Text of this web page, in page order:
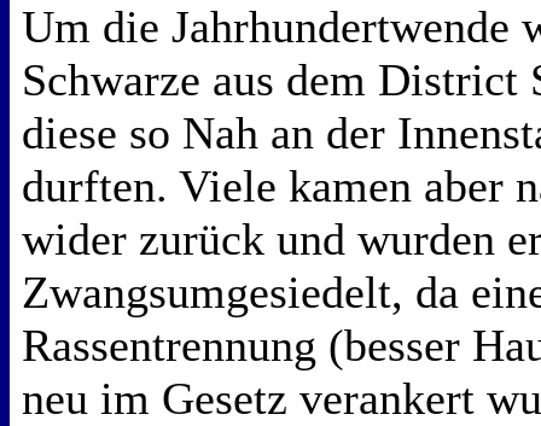
Um die Jahrhundertwende
Schwarze aus dem District
diese so Nah an der
durften. Viele kamen aber
wider zurück und wurden
Zwangsumgesiedelt, da
Rassentrennung (besser
neu im Gesetz verankert